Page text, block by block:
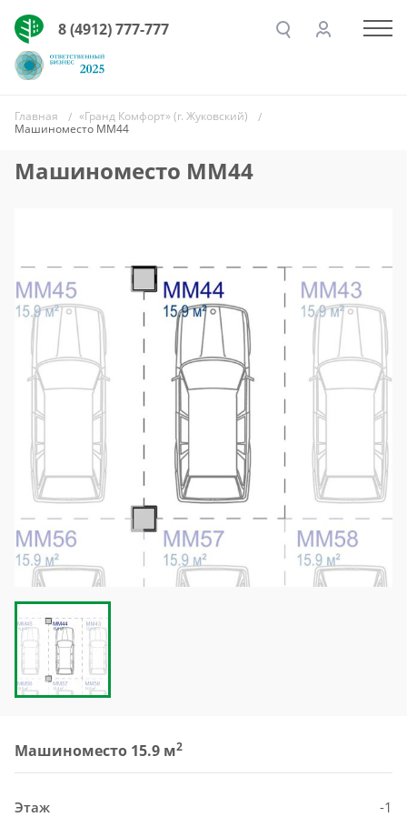
8 (4912) 777-777
Главная
«Гранд Комфорт» (г. Жуковский)
Машиноместо ММ44
Машиноместо ММ44
Машиноместо 15.9 м2
Этаж -1